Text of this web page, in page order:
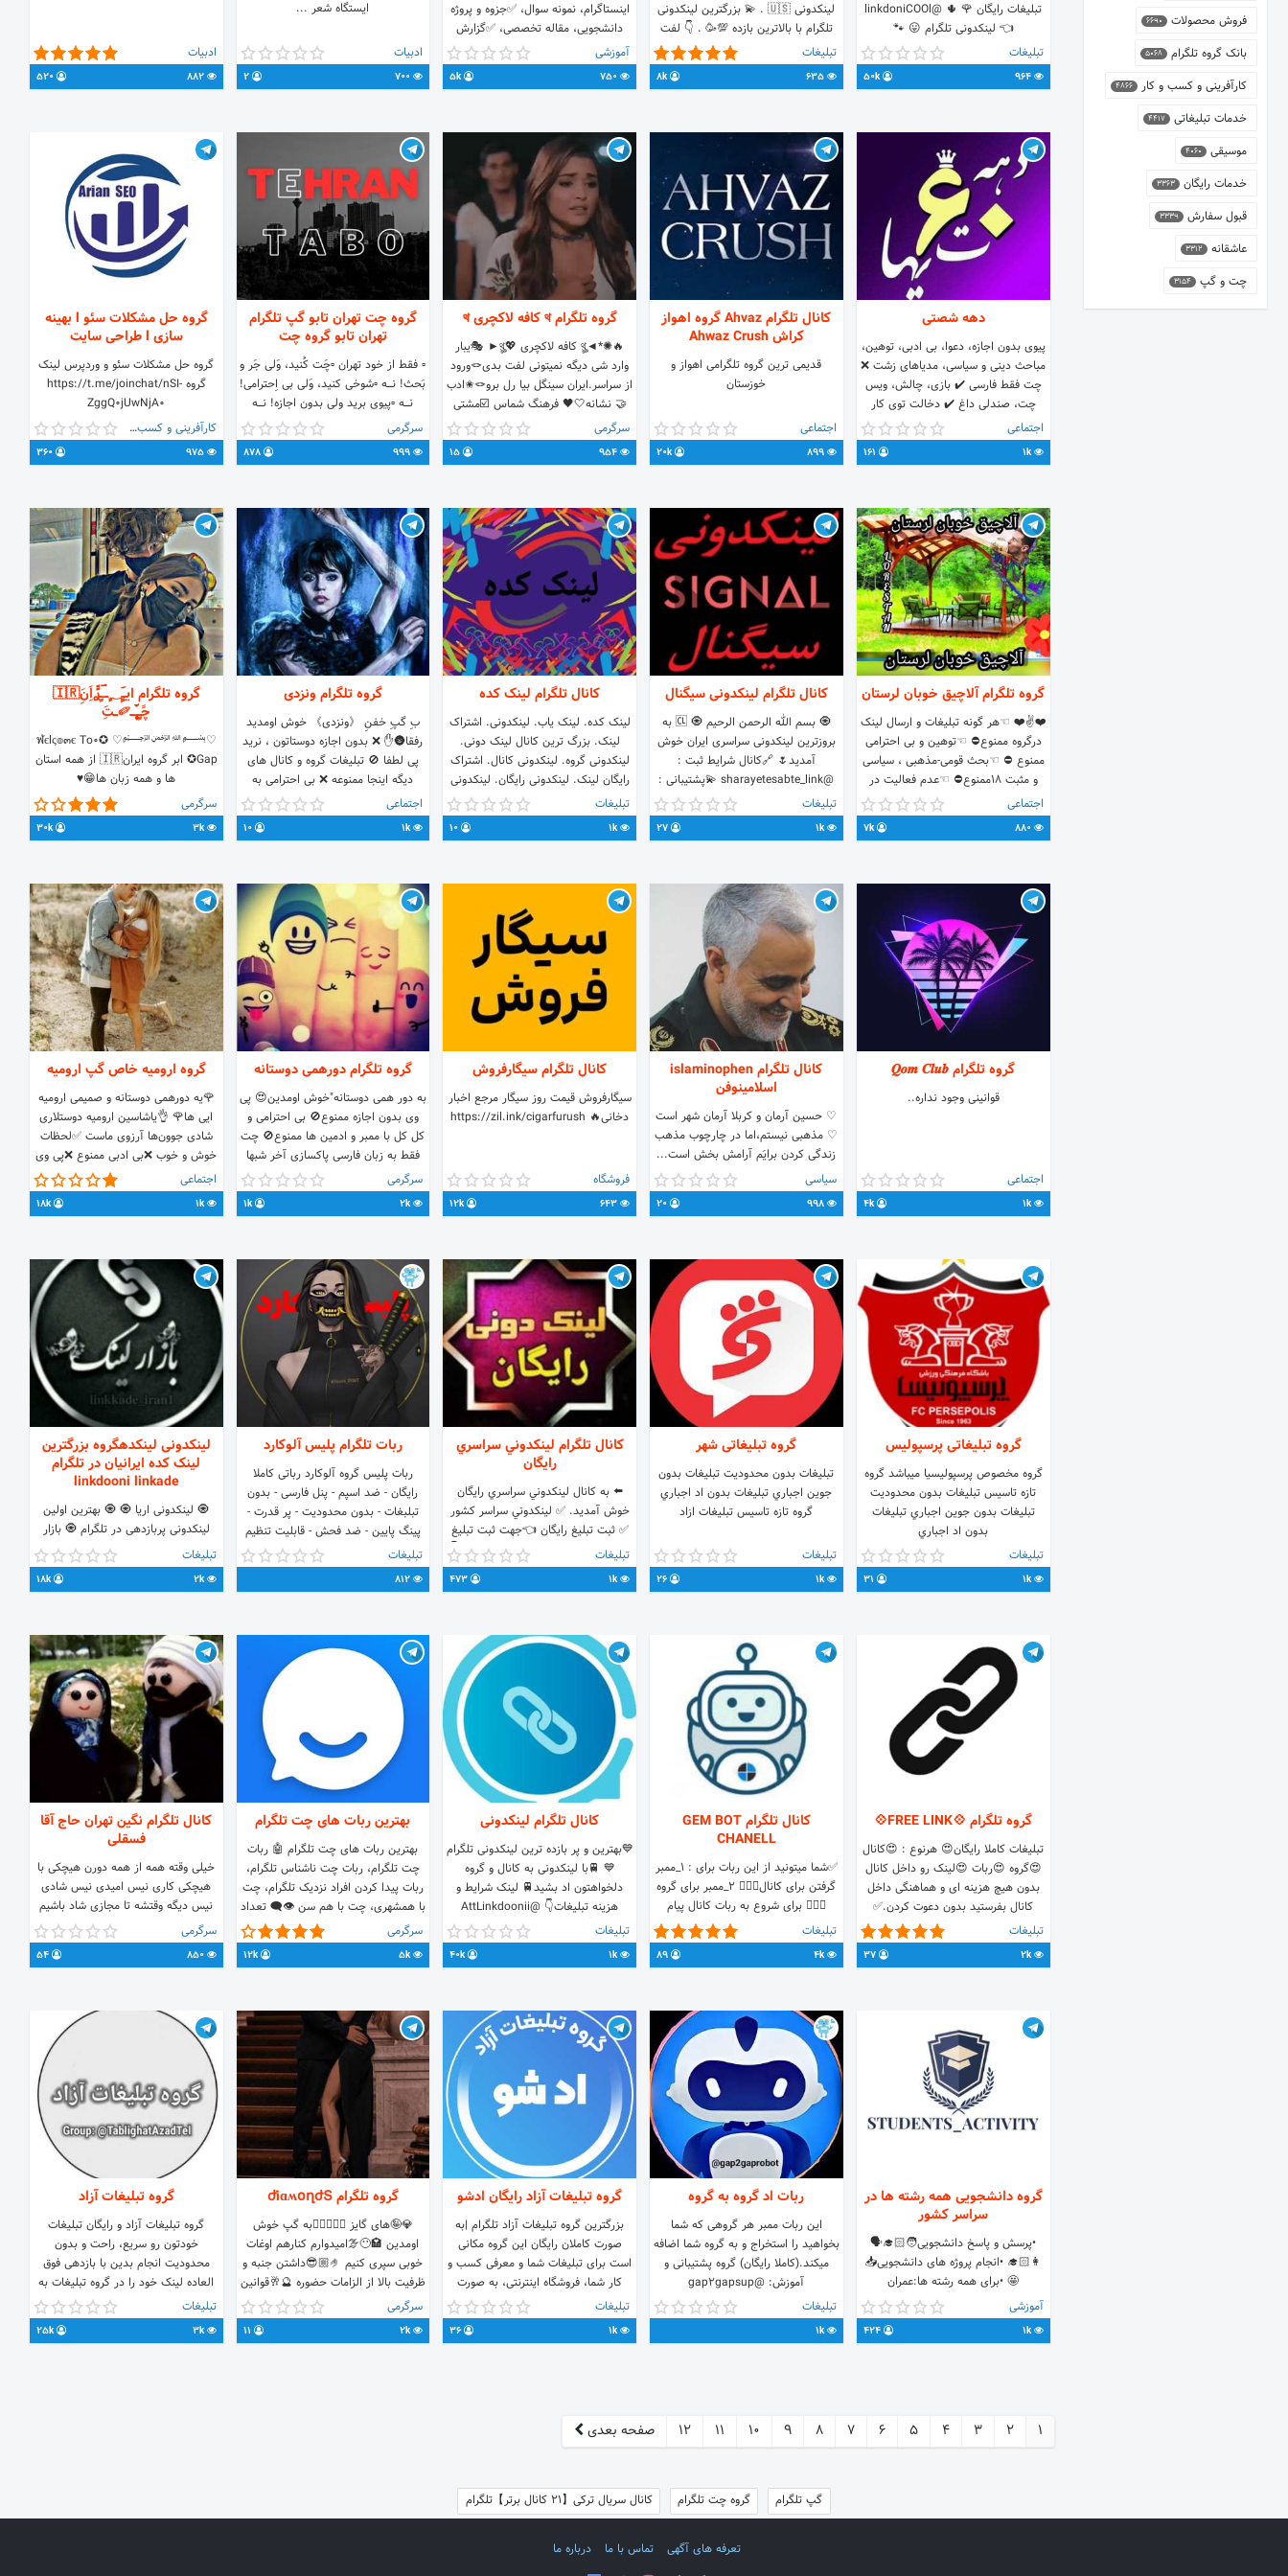
تبلیغات رایگان 🌹 🌵 @linkdoniCOOl
👈 لینکدونی تلگرام 😛 🐾
@linkdoni1OO 👈 گروه چت ☔
تبلیغات
964
50k
لینکدونی 🇺🇸 . 💫 بزرگترین لینکدونی
تلگرام با بالاترین بازده 💯🥳 . 👇 لفت
نده بزار رو بی صدا 😘🥰تبلیغات
635
8k
اینستاگرام، نمونه سوال، ✅جزوه و پروژه
دانشجویی، مقاله تخصصی، ✅گزارش
کارآموزی، پژوهش آماری، ✅طرح
توجیهی، ترفند و آموزش و کلی مطلب
دیگه پیش روی شماست... پس حتما از
آموزشی
750
5k
ایستگاه شعر ...
ادبیات
700
2
ادبیات
882
520
دهه شصتی
پیوی بدون اجازه، دعوا، بی ادبی، توهین،
مباحث دینی و سیاسی، مدیاهای زشت ❌
چت فقط فارسی ✔️ بازی، چالش، ویس
چت، صندلی داغ ✔️ دخالت توی کار
ادمین ❌ ورود افراد بجز دهه ی ۶۰
ممنوع ❌ از بقیه استان ها بلامانع ⁦⁦✔️⁩ با
آرزوی سپری لحظاتی شاد
اجتماعی
1k
کانال تلگرام Ahvaz گروه اهواز
کراش Ahwaz Crush
قدیمی ترین گروه تلگرامی اهواز و
خوزستان
اجتماعی
899
20k
گروه تلگرام থ کافه لاکچری থ
🔥✺*◄থৣ کافه لاکچری 💖থৣ► 🎭یبار
وارد شی دیگه نمیتونی لفت بدی🪢ورود
از سراسر.ایران سینگل بیا رل برو🪢✬ادب
🤝 نشانه🤍🖤 فرهنگ شماس ☑️مشتی
باش❤️ فعال باش✅
سرگرمی
954
15
گروه چت تهران تابو گپ تلگرام
تهران تابو گروه چت
▫️ فقط از خود تهران ▫️چَت کُنید، وَلی جَر و
بَحث! نـــــه ▫️شوخی کنید، وَلی بی اِحترامی!
نـــــه ▫️پیوی برید ولی بدون اجازه! نـــــه
▫️حضورِ همه آزاد ، ولی زیر ۱۸ سال! نـــــه
آیدی گروه @Tabo_Tehran لینک گروه
https://t.me/+RIbV9pyFxU5kMjZh
سرگرمی
999
878
گروه حل مشکلات سئو l بهینه
سازی l طراحی سایت
گروه حل مشکلات سئو و وردپرس لینک
گروه ‏https://t.me/joinchat/nSI-
ZggQ0jUwNjA0
‏https://t.me/arianseo لینک کانال
‏https://t.me/arianseos
کارآفرینی و کسب و کار
975
360
گروه تلگرام آلاچیق خوبان لرستان
❤️✌❤️ ☜هر گونه تبلیغات و ارسال لینک
درگروه ممنوع⛔️ ☜توهین و بی احترامی
ممنوع ⛔️ ☜بحث قومی-مذهبی ، سیاسی
و مثبت 18ممنوع⛔️ ☜عدم فعالیت در
گروه ریمو⛔️ ☜ممبر دزدیدید نوش
جونتون ، اما تا مدتها ممبراتون دزدیده
میشه...😉😉😉 ☜کنار ما لحظات خوبی
اجتماعی
880
7k
کانال تلگرام لینکدونی سیگنال
🧿 بسم الله الرحمن الرحیم 🧿 🆑 به
بروزترین لینکدونی سراسری ایران خوش
آمدید🌷 🔗کانال شرایط ثبت :
@sharayetesabte_link 💫پشتیبانی :
@Modirsignal 💎ربات برای دریافت بنر
👇👇❤️❤️ @linkdooni_signalbot
تبلیغات
1k
27
کانال تلگرام لینک کده
لینک کده. لینک یاب. لینکدونی. اشتراک
لینک. بزرگ ترین کانال لینک دونی.
لینکدونی گروه. لینکدونی کانال. اشتراک
رایگان لینک. لینکدونی رایگان. لینکدونی
تلگرام. لینکدونی چت. شهرِلینک. لینک
کده کانال وگروه.
تبلیغات
1k
10
گروه تلگرام ونزدی
بِ گپِ خفنِ 《ونزدی》 خوش اومدید
رفقا🌚✋️ ❌️ بدون اجازه دوستاتون ، نرید
پی لطفا 🚫 تبلیغات گروه و کانال های
دیگه اینجا ممنوعه ❌️ بی احترامی به
ادمین های گپ ⬅️ ریمو میشه و
اماااااا.... ✅️ قراره کلی درمورد فیلما و گیم
های خفن بحرفیم و گپ بزنیییییم😎
اجتماعی
1k
10
گروه تلگرام ایـَِـٍٍٍَ؁ٍٍــؔـٍِࢪًًاَِنَِ🇮🇷
چًـٍِــ۪۪ٜ۪ٜ۪ٜ۪ٜ۪ٜ۪ٜ۪ٜ۪ٜ۪ٜ۪ٜ۪ٜ۪ٜ۪ٜ۪۪ؔؔؔٛٚؔــ‌✐‌ــتَِ
♡﷽♡ ✪️ฬєlς๏๓є To0
Gap✪ ابر گروه ایران🇮🇷 از همه استان
ها و همه زبان ها😁♥️
▰▰▰▰▰▰▰▰▰▰ ⚜️ᵖᵛ❥▰࿇ᵇᵃᵉʲᵃᶻᵉʰ♥️🥂
⚜️ˡᶤᶰᵏ❥▰࿇ʳᵉᵐᵒᵛᵉ♥️🥂 ⚜️fºʰˢʰ❥▰࿇ʳᵉᵐᵒᵛᵉ♥️
🥂 ⚜️ᵗᵃᵇˡᶤᵍʰ ❥▰࿇ʳᵉᵐᵒᵛᵉ♥️🥂 ⚜️ˢʰᵃᵏʰ
سرگرمی
3k
30k
گروه تلگرام 𝑸𝒐𝒎 𝑪𝒍𝒖𝒃
قوانینی وجود نداره..
اجتماعی
1k
4k
کانال تلگرام islaminophen
اسلامینوفن
♡ حسین آرمان و کربلا آرمان شهر است
♡ مذهبی نیستم،اما در چارچوب مذهب
زندگی کردن برایَم آرامش بخش است...
سیاسی
998
20
کانال تلگرام سیگارفروش
سیگارفروش قیمت روز سیگار مرجع اخبار
دخانی🔥 https://zil.ink/cigarfurush
فروشگاه
643
12k
گروه تلگرام دورهمی دوستانه
به دور همی دوستانه"خوش اومدین😍 پی
وی بدون اجازه ممنوع🚫 بی احترامی و
کل کل با ممبر و ادمین ها ممنوع🚫 چت
فقط به زبان فارسی پاکسازی آخر شبها
ساعت ۱۲ امیدوارم کنارهم لحظات خوب
و خوشی سپری کنیم😊 لینک کانال کلیپ
و مطالب خوب @Matalebe_khoob
سرگرمی
2k
1k
گروه ارومیه خاص گپ ارومیه
🌹یه دورهمی دوستانه و صمیمی ارومیه
ایی ها🌹 👌یاشاسین ارومیه دوستلاری
شادی جوون‌ها آرزوی ماست ✅لحظات
خوش و خوب ❌بی ادبی ممنوع ❌پی وی
بدون اجازه ممنوع
https://t.me/khasurmia
اجتماعی
1k
18k
گروه تبلیغاتی پرسپولیس
گروه مخصوص پرسپوليسيا ميباشد گروه
تازه تاسيس تبليغات بدون محدوديت
تبليغات بدون جوين اجباري تبليغات
بدون اد اجباري
تبلیغات
1k
گروه تبلیغاتی شهر
تبليغات بدون محدوديت تبليغات بدون
جوين اجباري تبليغات بدون اد اجباري
گروه تازه تاسيس تبليغات ازاد
تبلیغات
1k
26
کانال تلگرام لينكدوني سراسري
رايگان
⬅️ به كانال لينكدوني سراسري رايگان
خوش آمديد. ✅ لينكدوني سراسر كشور
✅ ثبت تبليغ رايگان 👈جهت ثبت تبليغ
رايگان خود به ايدي زير پيام بفرستيد 👇
👇👇👇 📨ارتباط با ما : 🆔
@mohammadreza680226
تبلیغات
1k
473
ربات تلگرام پلیس آلوکارد
ربات پلیس گروه آلوکارد رباتی کاملا
رایگان - ضد اسپم - پنل فارسی - بدون
تبلبغات - بدون محدودیت - پر قدرت -
پینگ پایین - ضد فحش - قابلیت تنظیم
دستی و کلی قابلیت دیگه این ربات بین
تمامی ربات های مشابه چندین درجه
بالاتر است پس پیشنهاد میکنم امتحانش
تبلیغات
812
لینکدونی لینکدهگروه بزرگترین
لینک کده ایرانیان در تلگرام
linkdooni linkade
🧿 لینکدونی اریا 🧿 🧿 بهترین اولین
لینکدونی پربازدهی در تلگرام 🧿 بازار
مرکزی لینک گروه های ایرانیان در تلگرام ⁦
🛡⁩ تعرفه ثبت تبلیغات ارزان 🧿
https://t.me/linkdoonitabligh1
تبلیغات
2k
18k
گروه تلگرام 💠FREE LINK💠
تبلیغات کاملا رایگان😍 هرنوع : 😍کانال
😍گروه 😍ربات 😍لینک رو داخل کانال
بدون هیچ هزینه ای و هماهنگی داخل
کانال بفرستید بدون دعوت کردن.✅
تبلیغات
2k
37
کانال تلگرام GEM BOT
CHANELL
✅شما میتونید از این ربات برای : 1_ممبر
گرفتن برای کانال🙍🏻‍♂️ 2_ممبر برای گروه
🙍🏻‍♂️ برای شروع به ربات کانال پیام
دهید. @TABLOGHBOTتبلیغات
4k
89
کانال تلگرام لینکدونی
💙بهترین و پر بازده ترین لینکدونی تلگرام
💙 🚆با لینکدونی به کانال و گروه
دلخواهتون اد بشید🚆 لینک شرایط و
هزینه تبلیغات👇 @AttLinkdoonii
سفارش 👇 @lnkadv2 @lnkadv 40K 🌐
ممبرتو با تبلیغات زیاد کن ↗️
تبلیغات
1k
40k
بهترین ربات های چت تلگرام
بهترین ربات های چت تلگرام 🤖 ربات
چت تلگرام، ربات چت ناشناس تلگرام،
ربات پیدا کردن افراد نزدیک تلگرام، چت
با همشهری، چت با هم سن 👁‍🗨 تعداد
ربات‌های معرفی‌شده: 30 💬 کانال رو به
دوستاتون معرفی کنید ربات برگزیده
کانال 🏆 چتوگرام 👇
سرگرمی
5k
12k
کانال تلگرام نگین تهران حاج آقا
فسقلی
خیلی وقته همه از همه دورن هیچکی با
هیچکی کاری نیس امیدی نیس شادی
نیس دیگه وقتشه تا مجازی شاد باشیم
بگیم بخندیم دورهم باشیم به امید
روزهای بهتر و شادی های بیشتر
سرگرمی
850
54
گروه دانشجویی همه رشته ها در
سراسر کشور
•پرسش و پاسخ دانشجویی🧑🏻‍🎓🗣
👩🏻‍🎓 •انجام پروژه های دانشجویی📥
🤩 •برای همه رشته ها:عمران
👷🏻‍♂️معماری،کامپیوتر👨🏻‍💻 و … •به
جواب رسیدن سوالات در کمترین زمان
ممکن👨🏻‍🏫برای پروژه📚 / تکالیف📝/
آموزشی
1k
424
ربات اد گروه به گروه
این ربات ممبر هر گروهی که شما
بخواهید را استخراج و به گروه شما اضافه
میکند.(کاملا رایگان) گروه پشتیبانی و
آموزش: @gap2gapsup
تبلیغات
1k
گروه تبلیغات آزاد رایگان ادشو
بزرگترین گروه تبلیغات آزاد تلگرام |به
صورت کاملان رایگان این گروه مکانی
است برای تبلیغات شما و معرفی کسب و
کار شما، فروشگاه اینترنتی، به صورت
کاملا رایگان تبلیغات با بازدهی بالا،
تبلیغات رایگان
تبلیغات
1k
36
گروه تلگرام ժíɑʍօղժՏ
💎🤪های گایز 🧜🏻‍♀️❤️‍🔥به گپ خوش
اومدین 🏩😶‍🌫️امیدوارم کنارهم اوغات
خوبی سپری کنیم 🤌🏼😎داشتن جنبه و
ظرفیت بالا از الزامات حضوره 🔮🥂قوانین
سخت نداریم چون قراره دوست باشیم 💕
👑پس خوب باش تا باعث ناراحتی کسی
نشی 🎉00/12/16🌈🥳
سرگرمی
2k
گروه تبلیغات آزاد
گروه تبلیغات آزاد و رایگان تبلیغات
خودتون رو سریع، راحت و بدون
محدودیت انجام بدین با بازدهی فوق
العاده لینک خود را در گروه تبلیغات به
اشتراک بگذارید برای تبلیغ مشاغل،
خدمات، محصولات و...
تبلیغات
3k
25k
1
2
3
4
5
6
7
8
9
10
11
12 صفحه بعدی
فروش محصولات 6690
بانک گروه تلگرام 5068
کارآفرینی و کسب و کار 4866
خدمات تبلیغاتی 4417
موسیقی 4060
خدمات رایگان 3363
قبول سفارش 3339
عاشقانه 3312
چت و گپ 3154
گپ تلگرام گروه چت تلگرام کانال سریال ترکی【21 کانال برتر】تلگرام
تعرفه های آگهی تماس با ما درباره ما